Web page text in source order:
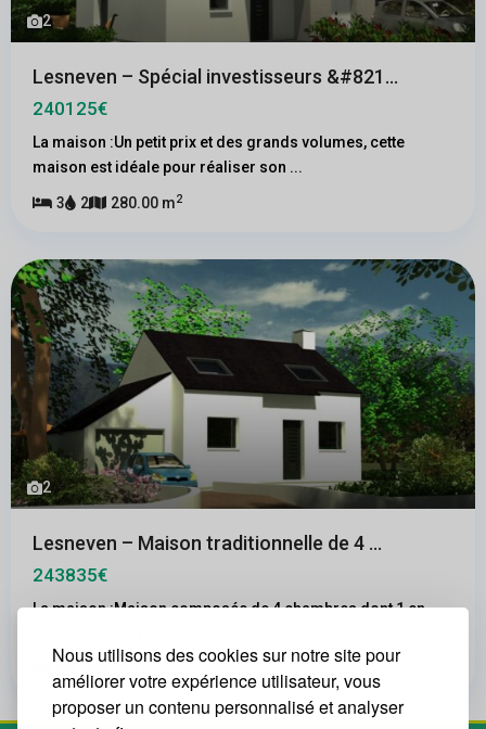
Nous utilisons des cookies sur notre site pour
améliorer votre expérience utilisateur, vous
proposer un contenu personnalisé et analyser
2
Lesneven – Spécial investisseurs &#821...
240125€
La maison :Un petit prix et des grands volumes, cette
maison est idéale pour réaliser son ...
3 2 280.00 m2
2
Lesneven – Maison traditionnelle de 4 ...
243835€
La maison :Maison composée de 4 chambres dont 1 en
2